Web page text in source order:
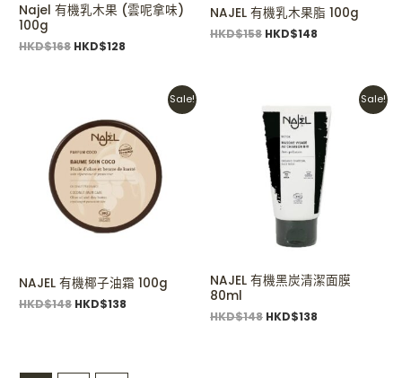
Najel 有機乳木果 (雲呢拿味)
100g
HKD$168 HKD$128
NAJEL 有機乳木果脂 100g
HKD$158 HKD$148
Sale!
NAJEL 有機椰子油霜 100g
HKD$148
was:
HKD$148.
HKD$138
Current
is:
HKD$138.
Sale!
NAJEL 有機黑炭清潔面膜
80ml
HKD$148
price
was:
HKD$148.
HKD$138
Current
price
is:
HKD$138.